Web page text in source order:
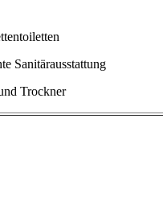
Sanitärausstattung
Trockner